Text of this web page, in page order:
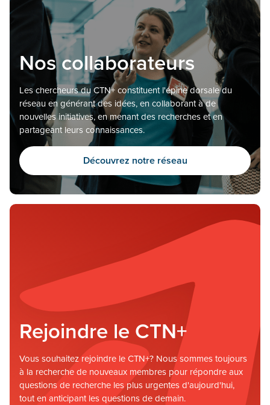
Nos collaborateurs
Les chercheurs du CTN+ constituent l'épine dorsale du
réseau en générant des idées, en collaborant à de
nouvelles initiatives, en menant des recherches et en
partageant leurs connaissances.
Découvrez notre réseau
Rejoindre le CTN+
Vous souhaitez rejoindre le CTN+? Nous sommes toujours
à la recherche de nouveaux membres pour répondre aux
questions de recherche les plus urgentes d'aujourd'hui,
tout en anticipant les questions de demain.